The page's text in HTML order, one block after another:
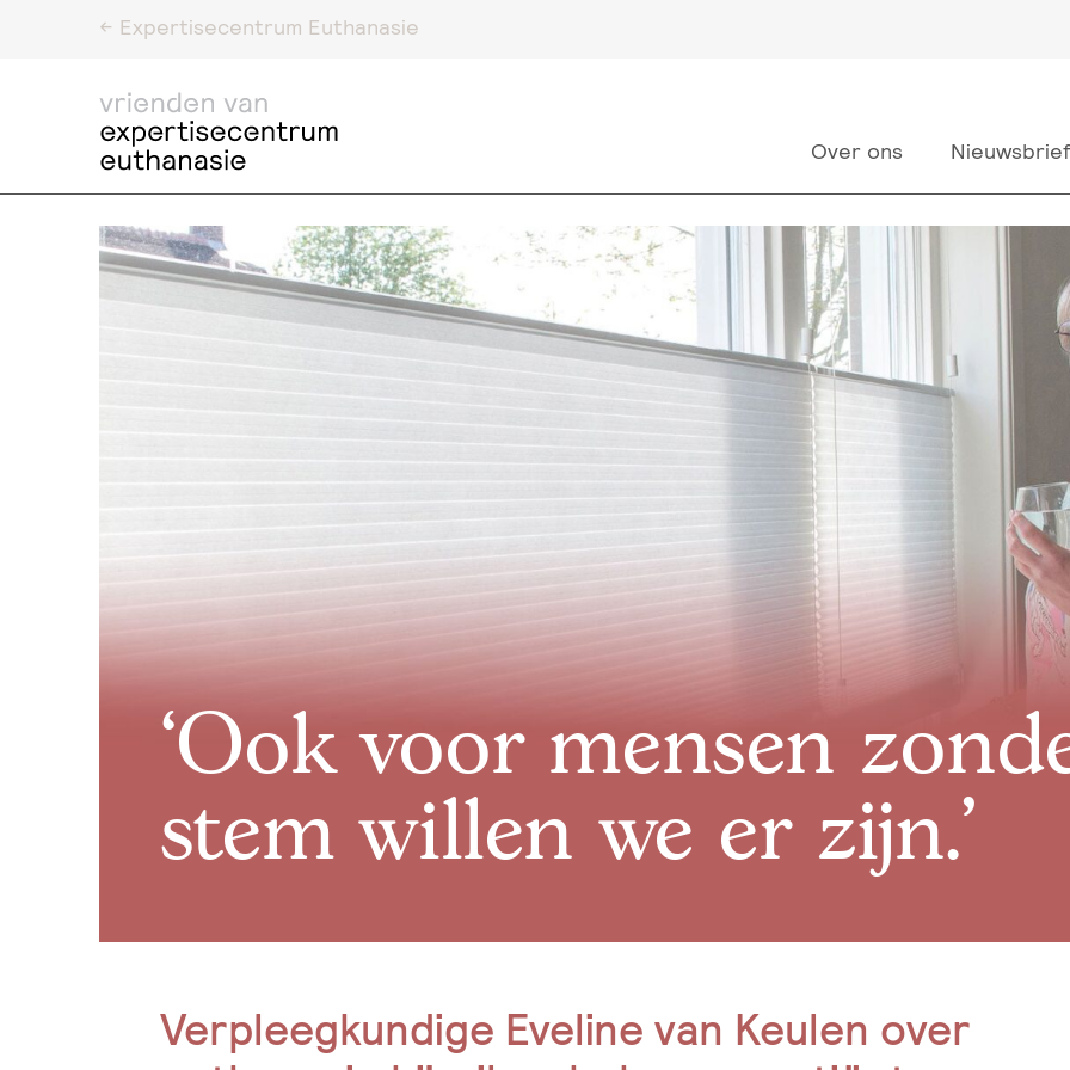
<- Expertisecentrum Euthanasie
Over ons Nieuwsbrief
‘Ook voor mensen
stem willen we er zijn.’
Verpleegkundige Eveline van Keulen over